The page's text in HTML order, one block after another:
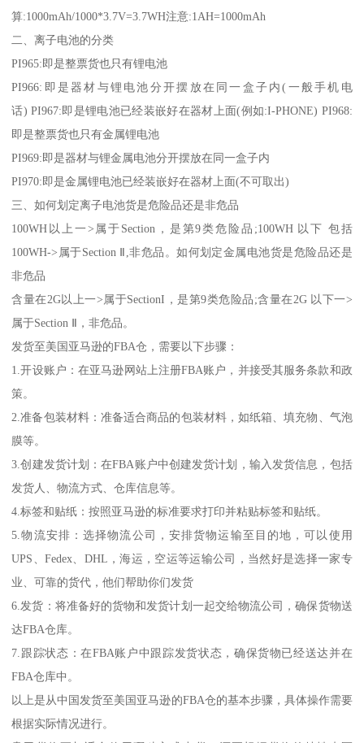
算:1000mAh/1000*3.7V=3.7WH注意:1AH=1000mAh
二、离子电池的分类
PI965:即是整票货也只有锂电池
PI966:即是器材与锂电池分开摆放在同一盒子内(一般手机电
话) PI967:即是锂电池已经装嵌好在器材上面(例如:I-PHONE) PI968:
即是整票货也只有金属锂电池
PI969:即是器材与锂金属电池分开摆放在同一盒子内
PI970:即是金属锂电池已经装嵌好在器材上面(不可取出)
三、如何划定离子电池货是危险品还是非危品
100WH以上一>属于Section，是第9类危险品;100WH 以下 包括
100WH->属于Section Ⅱ,非危品。如何划定金属电池货是危险品还是
非危品
含量在2G以上一>属于SectionI，是第9类危险品;含量在2G 以下一>
属于Section Ⅱ，非危品。
发货至美国亚马逊的FBA仓，需要以下步骤：
1.开设账户：在亚马逊网站上注册FBA账户，并接受其服务条款和政
策。
2.准备包装材料：准备适合商品的包装材料，如纸箱、填充物、气泡
膜等。
3.创建发货计划：在FBA账户中创建发货计划，输入发货信息，包括
发货人、物流方式、仓库信息等。
4.标签和贴纸：按照亚马逊的标准要求打印并粘贴标签和贴纸。
5.物流安排：选择物流公司，安排货物运输至目的地，可以使用
UPS、Fedex、DHL，海运，空运等运输公司，当然好是选择一家专
业、可靠的货代，他们帮助你们发货
6.发货：将准备好的货物和发货计划一起交给物流公司，确保货物送
达FBA仓库。
7.跟踪状态：在FBA账户中跟踪发货状态，确保货物已经送达并在
FBA仓库中。
以上是从中国发货至美国亚马逊的FBA仓的基本步骤，具体操作需要
根据实际情况进行。